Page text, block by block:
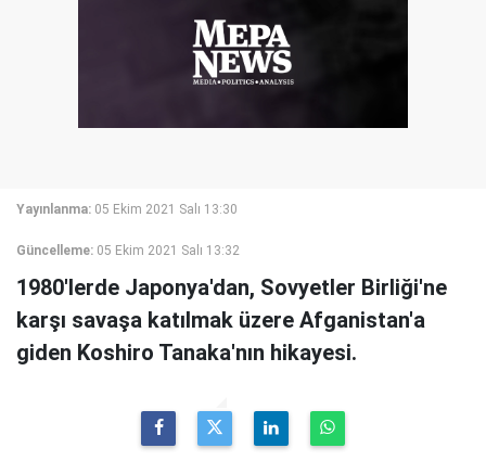
Yayınlanma: 05 Ekim 2021 Salı 13:30
Güncelleme: 05 Ekim 2021 Salı 13:32
1980'lerde Japonya'dan, Sovyetler Birliği'ne
karşı savaşa katılmak üzere Afganistan'a
giden Koshiro Tanaka'nın hikayesi.